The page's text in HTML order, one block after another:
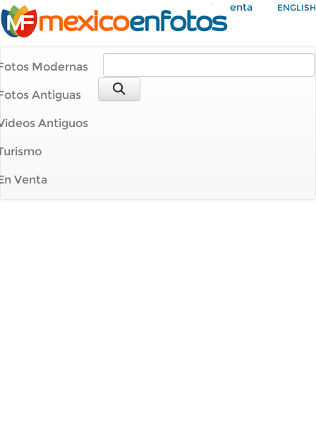
Mi Cuenta ENGLISH
Modernas
Antiguas
Antiguos
Venta